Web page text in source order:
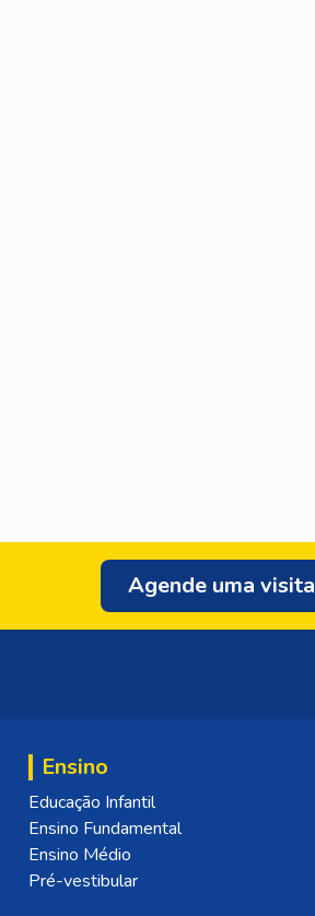
Agende uma visita
Ensino
Educação Infantil
Ensino Fundamental
Ensino Médio
Pré-vestibular